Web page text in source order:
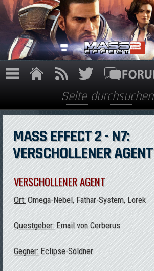
Direkt zum Inhalt
Suchformular
Suche
MASS EFFECT 2 - N7:
VERSCHOLLENER AGENT
VERSCHOLLENER AGENT
Ort:Omega-Nebel, Fathar-System, Lorek
Questgeber:Email von Cerberus
Gegner:Eclipse-Söldner